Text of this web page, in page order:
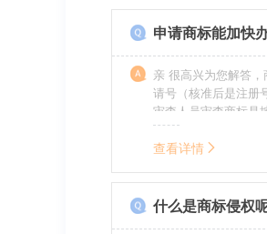
申请商标能加快
亲 很高兴为您解答
请号（核准后是注册
审查人员审查商标是
特殊情况（受理案件
前。
查看详情
什么是商标侵权